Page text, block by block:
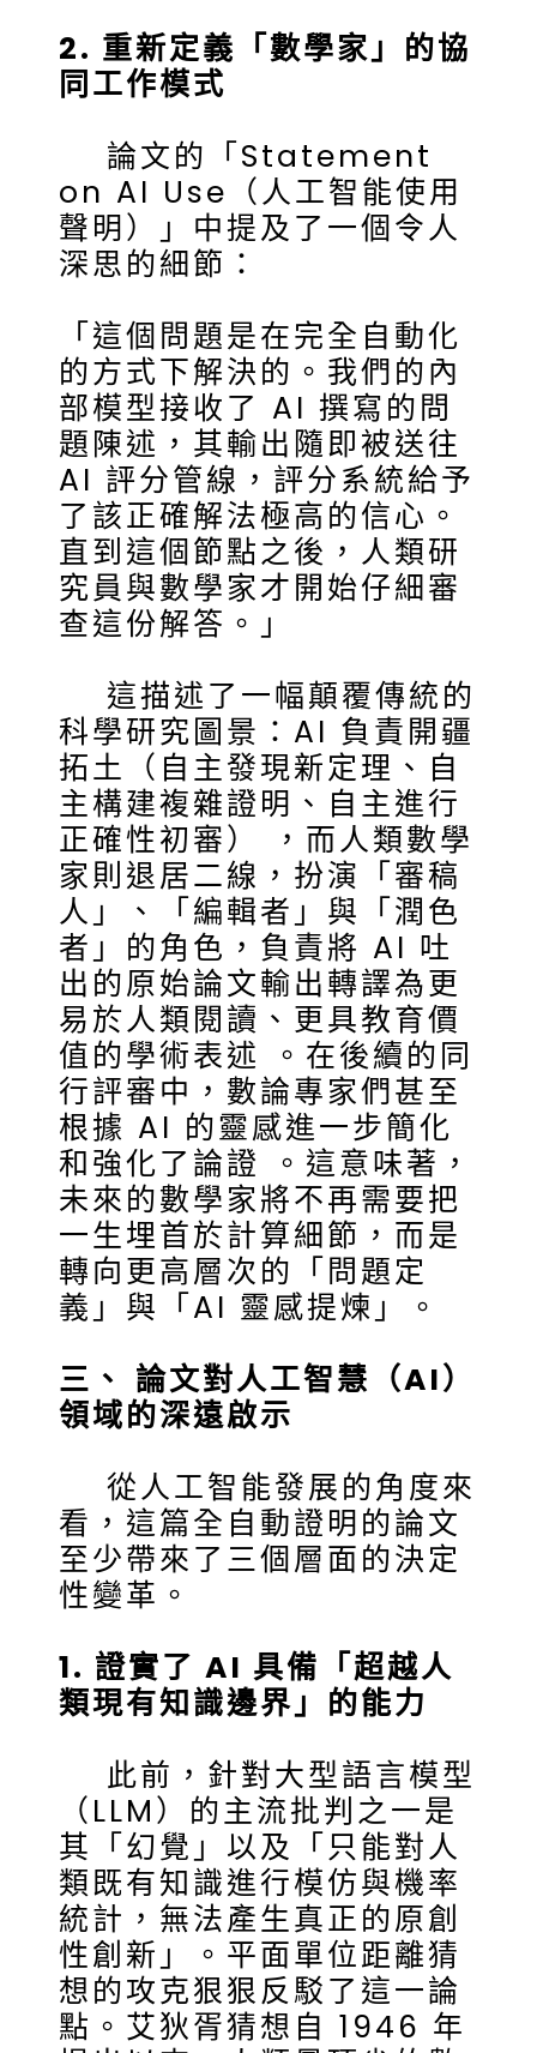
2. 重新定義「數學家」的協
同工作模式
論文的「Statement
on AI Use（人工智能使用
聲明）」中提及了一個令人
深思的細節：
「這個問題是在完全自動化
的方式下解決的。我們的內
部模型接收了 AI 撰寫的問
題陳述，其輸出隨即被送往
AI 評分管線，評分系統給予
了該正確解法極高的信心。
直到這個節點之後，人類研
究員與數學家才開始仔細審
查這份解答。」
這描述了一幅顛覆傳統的
科學研究圖景：AI 負責開疆
拓土（自主發現新定理、自
主構建複雜證明、自主進行
正確性初審） ，而人類數學
家則退居二線，扮演「審稿
人」、「編輯者」與「潤色
者」的角色，負責將 AI 吐
出的原始論文輸出轉譯為更
易於人類閱讀、更具教育價
值的學術表述 。在後續的同
行評審中，數論專家們甚至
根據 AI 的靈感進一步簡化
和強化了論證 。這意味著，
未來的數學家將不再需要把
一生埋首於計算細節，而是
轉向更高層次的「問題定
義」與「AI 靈感提煉」。
三、 論文對人工智慧（AI）
領域的深遠啟示
從人工智能發展的角度來
看，這篇全自動證明的論文
至少帶來了三個層面的決定
性變革。
1. 證實了 AI 具備「超越人
類現有知識邊界」的能力
此前，針對大型語言模型
（LLM）的主流批判之一是
其「幻覺」以及「只能對人
類既有知識進行模仿與機率
統計，無法產生真正的原創
性創新」。平面單位距離猜
想的攻克狠狠反駁了這一論
點。艾狄胥猜想自 1946 年